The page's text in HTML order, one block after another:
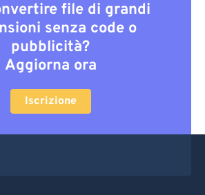
file di grandi
senza code o
pubblicità?
Aggiorna ora
Iscrizione